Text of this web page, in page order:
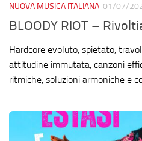
NUOVA MUSICA ITALIANA 01/07/
BLOODY RIOT –
Hardcore evoluto, spietato,
attitudine immutata, canzoni
ritmiche, soluzioni armoniche e